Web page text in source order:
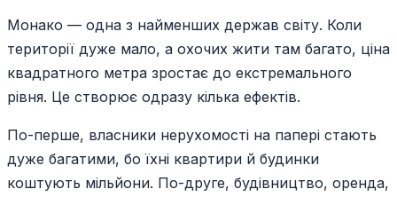
Монако — одна з найменших держав світу. Коли
території дуже мало, а охочих жити там багато, ціна
квадратного метра зростає до екстремального
рівня. Це створює одразу кілька ефектів.
По-перше, власники нерухомості на папері стають
дуже багатими, бо їхні квартири й будинки
коштують мільйони. По-друге, будівництво, оренда,